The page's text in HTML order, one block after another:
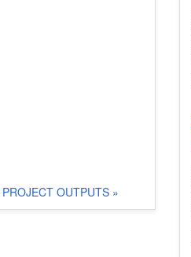
PROJECT OUTPUTS »